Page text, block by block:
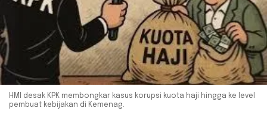
HMI desak KPK membongkar kasus korupsi kuota haji hingga ke level
pembuat kebijakan di Kemenag.